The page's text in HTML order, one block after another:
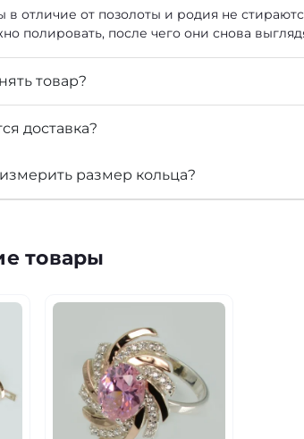
в отличие от позолоты и родия не
полировать, после чего они снова
товар?
доставка?
размер кольца?
товары